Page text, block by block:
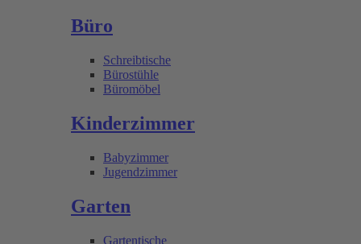
Büro
Schreibtische
Bürostühle
Büromöbel
Kinderzimmer
Babyzimmer
Jugendzimmer
Garten
Gartentische